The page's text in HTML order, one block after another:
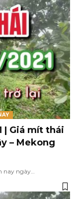
| Giá mít thái
– Mekong
nay ngày…